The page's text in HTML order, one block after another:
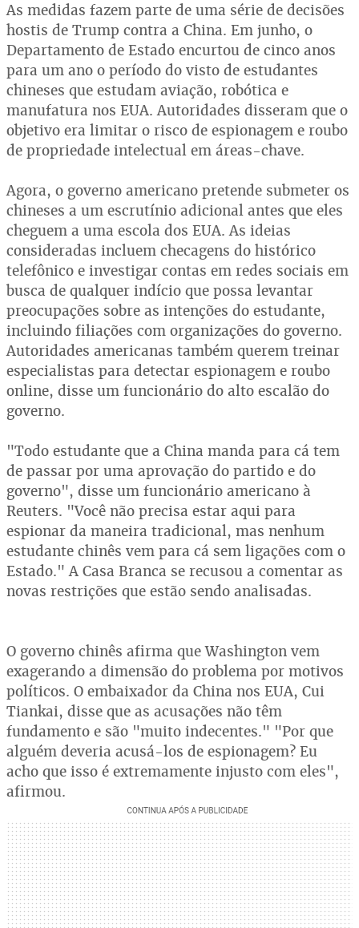
As medidas fazem parte de uma série de decisões
hostis de Trump contra a China. Em junho, o
Departamento de Estado encurtou de cinco anos
para um ano o período do visto de estudantes
chineses que estudam aviação, robótica e
manufatura nos EUA. Autoridades disseram que o
objetivo era limitar o risco de espionagem e roubo
de propriedade intelectual em áreas-chave.
Agora, o governo americano pretende submeter os
chineses a um escrutínio adicional antes que eles
cheguem a uma escola dos EUA. As ideias
consideradas incluem checagens do histórico
telefônico e investigar contas em redes sociais em
busca de qualquer indício que possa levantar
preocupações sobre as intenções do estudante,
incluindo filiações com organizações do governo.
Autoridades americanas também querem treinar
especialistas para detectar espionagem e roubo
online, disse um funcionário do alto escalão do
governo.
"Todo estudante que a China manda para cá tem
de passar por uma aprovação do partido e do
governo", disse um funcionário americano à
Reuters. "Você não precisa estar aqui para
espionar da maneira tradicional, mas nenhum
estudante chinês vem para cá sem ligações com o
Estado." A Casa Branca se recusou a comentar as
novas restrições que estão sendo analisadas.
O governo chinês afirma que Washington vem
exagerando a dimensão do problema por motivos
políticos. O embaixador da China nos EUA, Cui
Tiankai, disse que as acusações não têm
fundamento e são "muito indecentes." "Por que
alguém deveria acusá-los de espionagem? Eu
acho que isso é extremamente injusto com eles",
afirmou.